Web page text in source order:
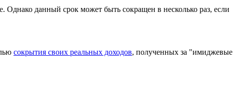
Однако данный срок может быть сокращен в несколько раз, если
сокрытия своих реальных доходов, полученных за "имиджевые